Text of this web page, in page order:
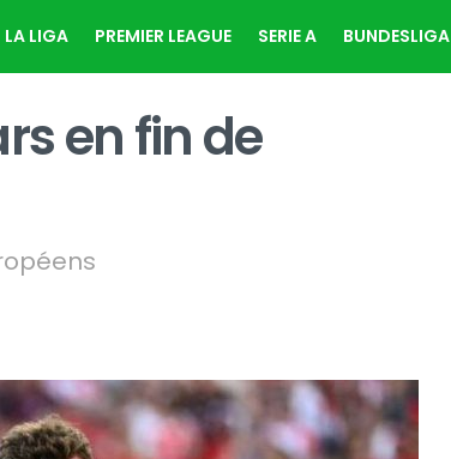
LA LIGA PREMIER LEAGUE SERIE A BUNDESLIGA
en fin de